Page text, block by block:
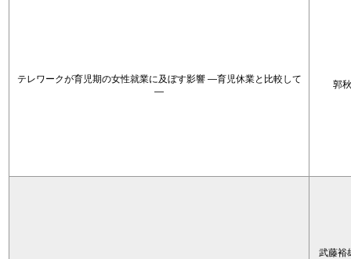
テレワークが育児期の女性就業に及ぼす影響 ―育児休業と比較して
―
郭
武藤裕